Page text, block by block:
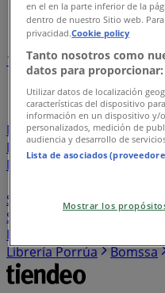
Índice de negocios
1 45
26
Lefties
Yamaha
Nacional Monte de Piedad
Pro One
OfficeMax
Merza
Muebles Dico
SuBodega
Mundo Terra
Starbucks
Impuls
Hermanos
Librería Porrúa
Bomssa
en el en la parte inferior de la
dentro de nuestro Sitio web.
privacidad.Cookie policy
Tanto nosotros como
datos para proporcionar:
Utilizar datos de localización
características del dispositivo
información en un dispositivo y/
personalizados, medición de
audiencia y desarrollo de
Lista de asociados
Mostrar los